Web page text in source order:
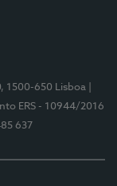
1500-650 Lisboa
ERS - 10944/2016
637